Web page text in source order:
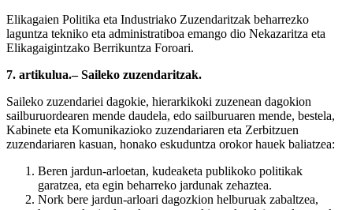
Elikagaien Politika eta Industriako Zuzendaritzak beharrezko
laguntza tekniko eta administratiboa emango dio Nekazaritza eta
Elikagaigintzako Berrikuntza Foroari.
7. artikulua.– Saileko zuzendaritzak.
Saileko zuzendariei dagokie, hierarkikoki zuzenean dagokion
sailburuordearen mende daudela, edo sailburuaren mende, bestela,
Kabinete eta Komunikazioko zuzendariaren eta Zerbitzuen
zuzendariaren kasuan, honako eskuduntza orokor hauek baliatzea:
Beren jardun-arloetan, kudeaketa publikoko politikak
garatzea, eta egin beharreko jardunak zehaztea.
Nork bere jardun-arloari dagozkion helburuak zabaltzea,